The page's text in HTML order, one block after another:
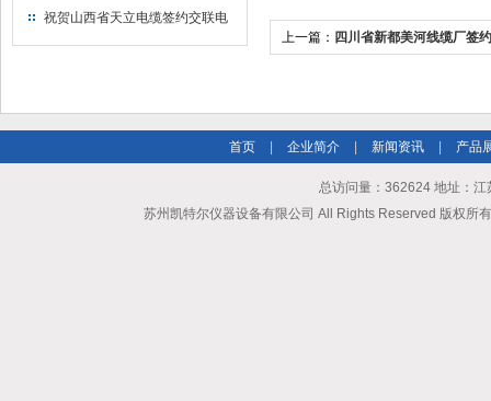
厂自然换气老化试验箱
祝贺山西省天立电缆签约交联电
上一篇： 四川省新都美河线缆厂签
首页 企业简介 新闻资讯 产品
总访问量：362624 地址：
苏州凯特尔仪器设备有限公司 All Rights Reserved 版权所